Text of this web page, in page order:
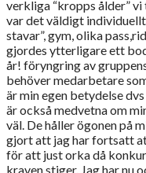
verkliga “kropps ålder” vi
var det väldigt
stavar”, gym, olika
gjordes ytterligare ett
år! föryngring av
behöver medarbetare
är min egen betydelse
är också medvetna om
väl. De håller ögonen på
gjort att jag har fortsatt
för att just orka då
kraven stiger. Jag har nu